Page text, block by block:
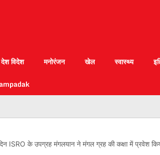
देश विदेश मनोरंजन खेल स्वास्थ्य
ISRO के उपग्रह मंगलयान ने मंगल ग्रह की कक्षा में प्रवेश